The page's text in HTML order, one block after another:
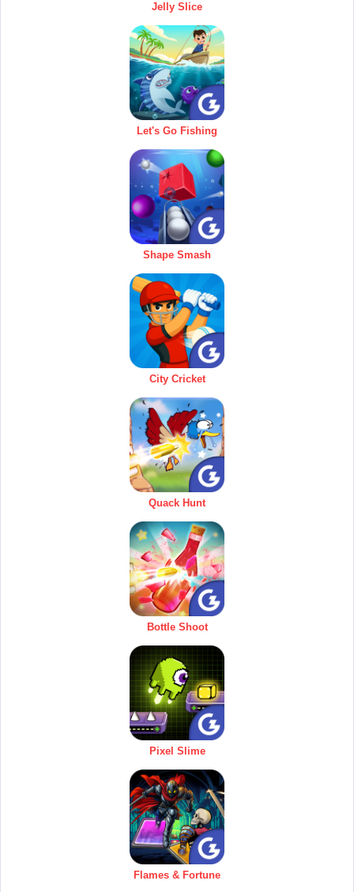
Jelly Slice
Let's Go Fishing
Shape Smash
City Cricket
Quack Hunt
Bottle Shoot
Pixel Slime
Flames & Fortune